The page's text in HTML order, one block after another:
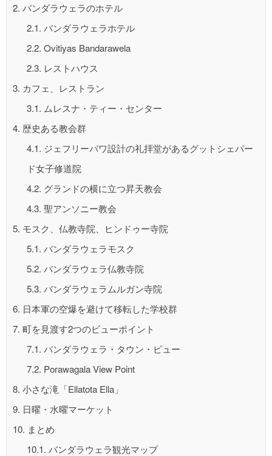
2. バンダラウェラのホテル
2.1. バンダラウェラホテル
2.2. Ovitiyas Bandarawela
2.3. レストハウス
3. カフェ、レストラン
3.1. ムレスナ・ティー・センター
4. 歴史ある教会群
4.1. ジェフリーバワ設計の礼拝堂があるグットシェパー
ド女子修道院
4.2. グランドの横に立つ昇天教会
4.3. 聖アンソニー教会
5. モスク、仏教寺院、ヒンドゥー寺院
5.1. バンダラウェラモスク
5.2. バンダラウェラ仏教寺院
5.3. バンダラウェラムルガン寺院
6. 日本軍の空爆を避けて移転した学校群
7. 町を見渡す2つのビューポイント
7.1. バンダラウェラ・タウン・ビュー
7.2. Porawagala View Point
8. 小さな滝「Ellatota Ella」
9. 日曜・水曜マーケット
10. まとめ
10.1. バンダラウェラ観光マップ